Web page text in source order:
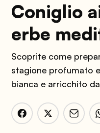
Coniglio
erbe
Scoprite come
stagione profumato
bianca e arricchito